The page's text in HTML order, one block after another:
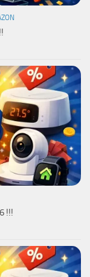
!!!